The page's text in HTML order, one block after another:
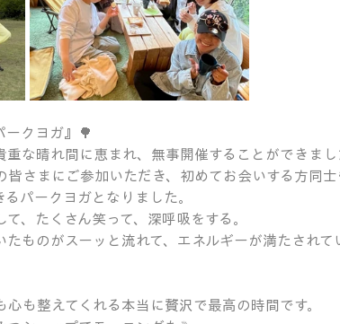
ークヨガ』🌳
な晴れ間に恵まれ、無事開催することができまし
皆さまにご参加いただき、初めてお会いする方同
パークヨガとなりました。
、たくさん笑って、深呼吸をする。
ものがスーッと流れて、エネルギーが満たされて
も整えてくれる本当に贅沢で最高の時間です。